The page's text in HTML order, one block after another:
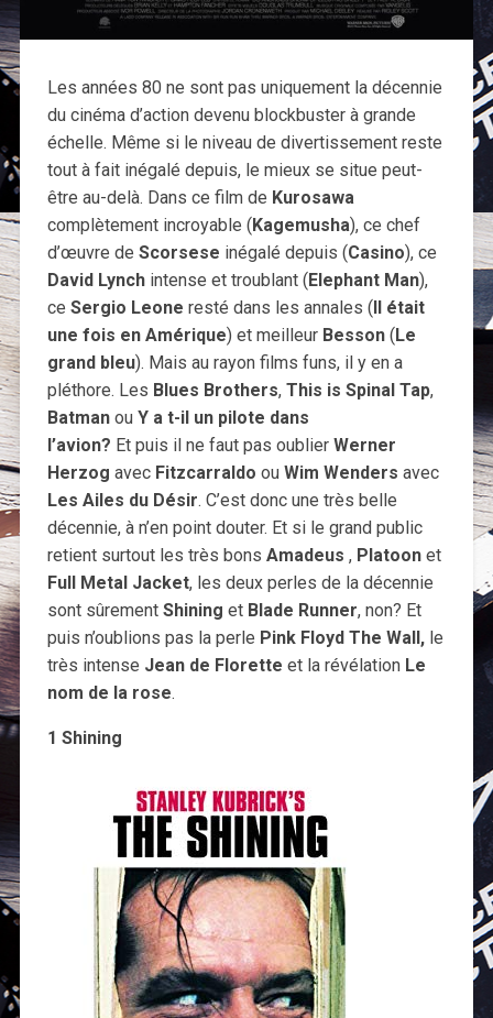
Les années 80 ne sont pas uniquement la décennie
du cinéma d’action devenu blockbuster à grande
échelle. Même si le niveau de divertissement reste
tout à fait inégalé depuis, le mieux se situe peut-
être au-delà. Dans ce film de Kurosawa
complètement incroyable (Kagemusha), ce chef
d’œuvre de Scorsese inégalé depuis (Casino), ce
David Lynchintense et troublant (Elephant Man),
ce Sergio Leone resté dans les annales (Il était
une fois en Amérique) et meilleur Besson (Le
grand bleu). Mais au rayon films funs, il y en a
pléthore. Les Blues Brothers, This is Spinal Tap,
Batman ou Y a t-il un pilote dans
l’avion? Et puis il ne faut pas oublier Werner
Herzog avec Fitzcarraldo ou Wim Wenders avec
Les Ailes du Désir. C’est donc une très belle
décennie, à n’en point douter. Et si le grand public
retient surtout les très bons Amadeus , Platoon et
Full Metal Jacket, les deux perles de la décennie
sont sûrement Shining etBlade Runner, non? Et
puis n’oublions pas la perle Pink Floyd The Wall,le
très intense Jean de Florette et la révélation Le
nom de la rose.
1 Shining